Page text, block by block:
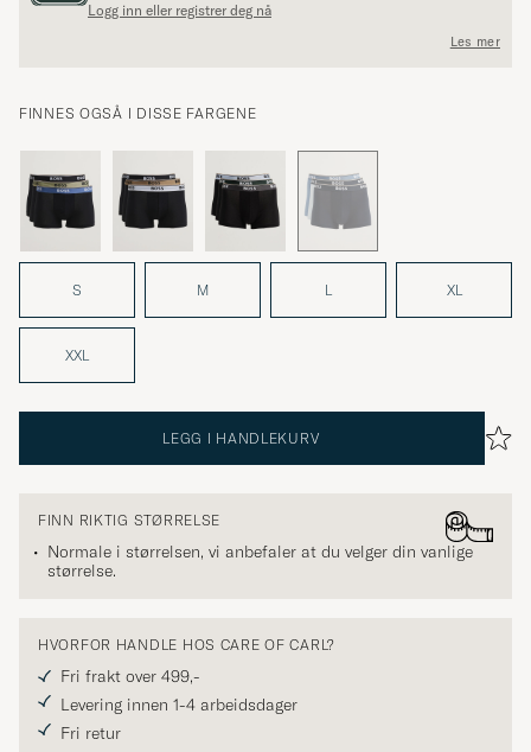
Logg inn eller registrer deg nå
Les mer
FINNES OGSÅ I DISSE FARGENE
S M L XL
XXL
LEGG I HANDLEKURV
FINN RIKTIG STØRRELSE
Normale i størrelsen, vi anbefaler at du velger din vanlige
størrelse.
HVORFOR HANDLE HOS CARE OF CARL?
Fri frakt over 499,-
Levering innen 1-4 arbeidsdager
Fri retur